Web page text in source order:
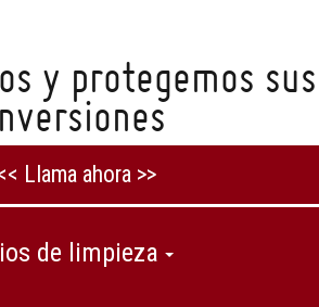
y protegemos sus
Llama ahora >>
de limpieza